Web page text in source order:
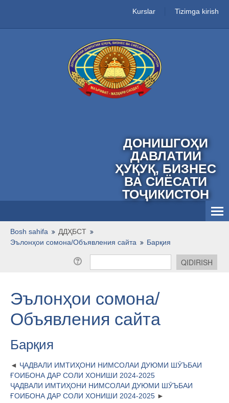
Kurslar Tizimga kirish
ДОНИШГОҲИ
ДАВЛАТИИ
ҲУҚУҚ, БИЗНЕС
ВА СИЁСАТИ
ТОҶИКИСТОН
O'zbekcha ‎(uz)‎
Bosh sahifa
ДДҲБСТ
Эълонҳои сомона/Объявления сайта
Барқия
Эълонҳои сомона/
Объявления сайта
Барқия
ҶАДВАЛИ ИМТИҲОНИ НИМСОЛАИ ДУЮМИ ШӮЪБАИ
ҒОИБОНА ДАР СОЛИ ХОНИШИ 2024-2025
ҶАДВАЛИ ИМТИҲОНИ НИМСОЛАИ ДУЮМИ ШӮЪБАИ
ҒОИБОНА ДАР СОЛИ ХОНИШИ 2024-2025